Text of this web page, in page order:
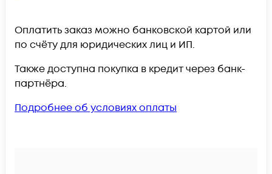
Оплатить заказ можно банковской картой или
по счёту для юридических лиц и ИП.
Также доступна покупка в кредит через банк-
партнёра.
Подробнее об условиях оплаты